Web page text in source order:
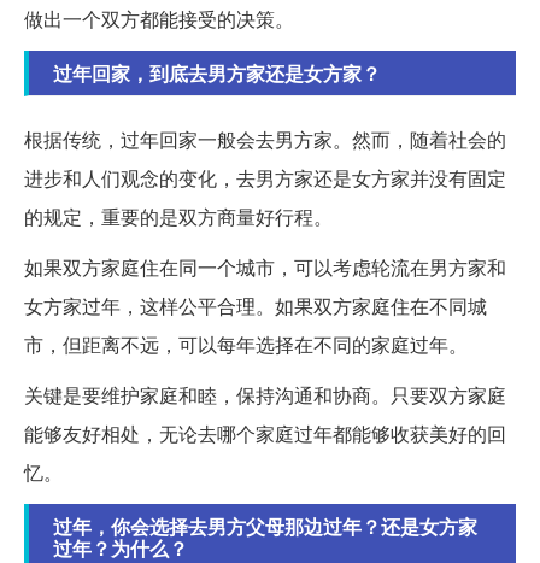
做出一个双方都能接受的决策。
过年回家，到底去男方家还是女方家？
根据传统，过年回家一般会去男方家。然而，随着社会的
进步和人们观念的变化，去男方家还是女方家并没有固定
的规定，重要的是双方商量好行程。
如果双方家庭住在同一个城市，可以考虑轮流在男方家和
女方家过年，这样公平合理。如果双方家庭住在不同城
市，但距离不远，可以每年选择在不同的家庭过年。
关键是要维护家庭和睦，保持沟通和协商。只要双方家庭
能够友好相处，无论去哪个家庭过年都能够收获美好的回
忆。
过年，你会选择去男方父母那边过年？还是女方家
过年？为什么？